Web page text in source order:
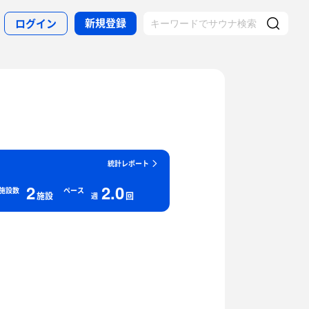
ログイン 新規登録
統計レポート
設数 2施設 ペース
週 2.0回